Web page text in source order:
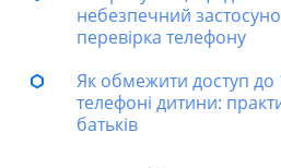
небезпечний
перевірка телефону
Як обмежити доступ до
телефоні дитини:
батьків